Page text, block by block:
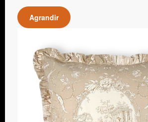
Agrandir